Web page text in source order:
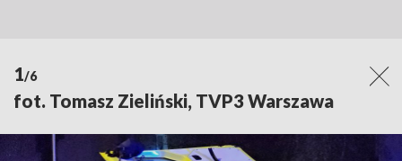
1/6
fot. Tomasz Zieliński, TVP3 Warszawa